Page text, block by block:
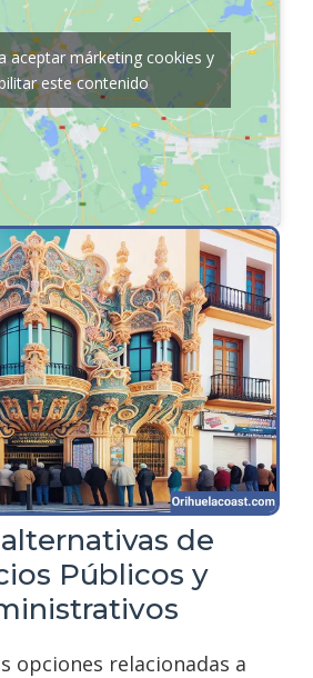
aceptar márketing cookies y
este contenido
de
Públicos y
opciones relacionadas a